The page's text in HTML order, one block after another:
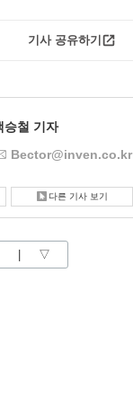
기사 공유하기
승철 기자
Bector@inven.co.kr
다른 기사 보기
▽